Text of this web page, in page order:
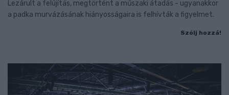
Lezárult a felújítás, megtörtént a műszaki átadás - ugyanakkor
a padka murvázásának hiányosságaira is felhívták a figyelmet.
Szólj hozzá!